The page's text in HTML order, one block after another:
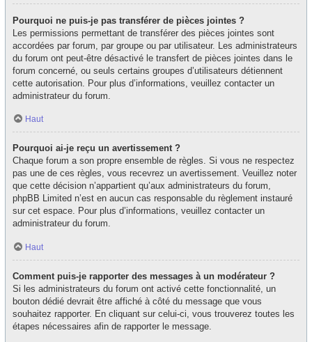
Pourquoi ne puis-je pas transférer de pièces jointes ?
Les permissions permettant de transférer des pièces jointes sont
accordées par forum, par groupe ou par utilisateur. Les administrateurs
du forum ont peut-être désactivé le transfert de pièces jointes dans le
forum concerné, ou seuls certains groupes d’utilisateurs détiennent
cette autorisation. Pour plus d’informations, veuillez contacter un
administrateur du forum.
Haut
Pourquoi ai-je reçu un avertissement ?
Chaque forum a son propre ensemble de règles. Si vous ne respectez
pas une de ces règles, vous recevrez un avertissement. Veuillez noter
que cette décision n’appartient qu’aux administrateurs du forum,
phpBB Limited n’est en aucun cas responsable du règlement instauré
sur cet espace. Pour plus d’informations, veuillez contacter un
administrateur du forum.
Haut
Comment puis-je rapporter des messages à un modérateur ?
Si les administrateurs du forum ont activé cette fonctionnalité, un
bouton dédié devrait être affiché à côté du message que vous
souhaitez rapporter. En cliquant sur celui-ci, vous trouverez toutes les
étapes nécessaires afin de rapporter le message.